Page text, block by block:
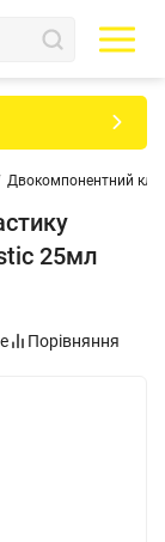
Двокомпонентний
25мл
Порівняння